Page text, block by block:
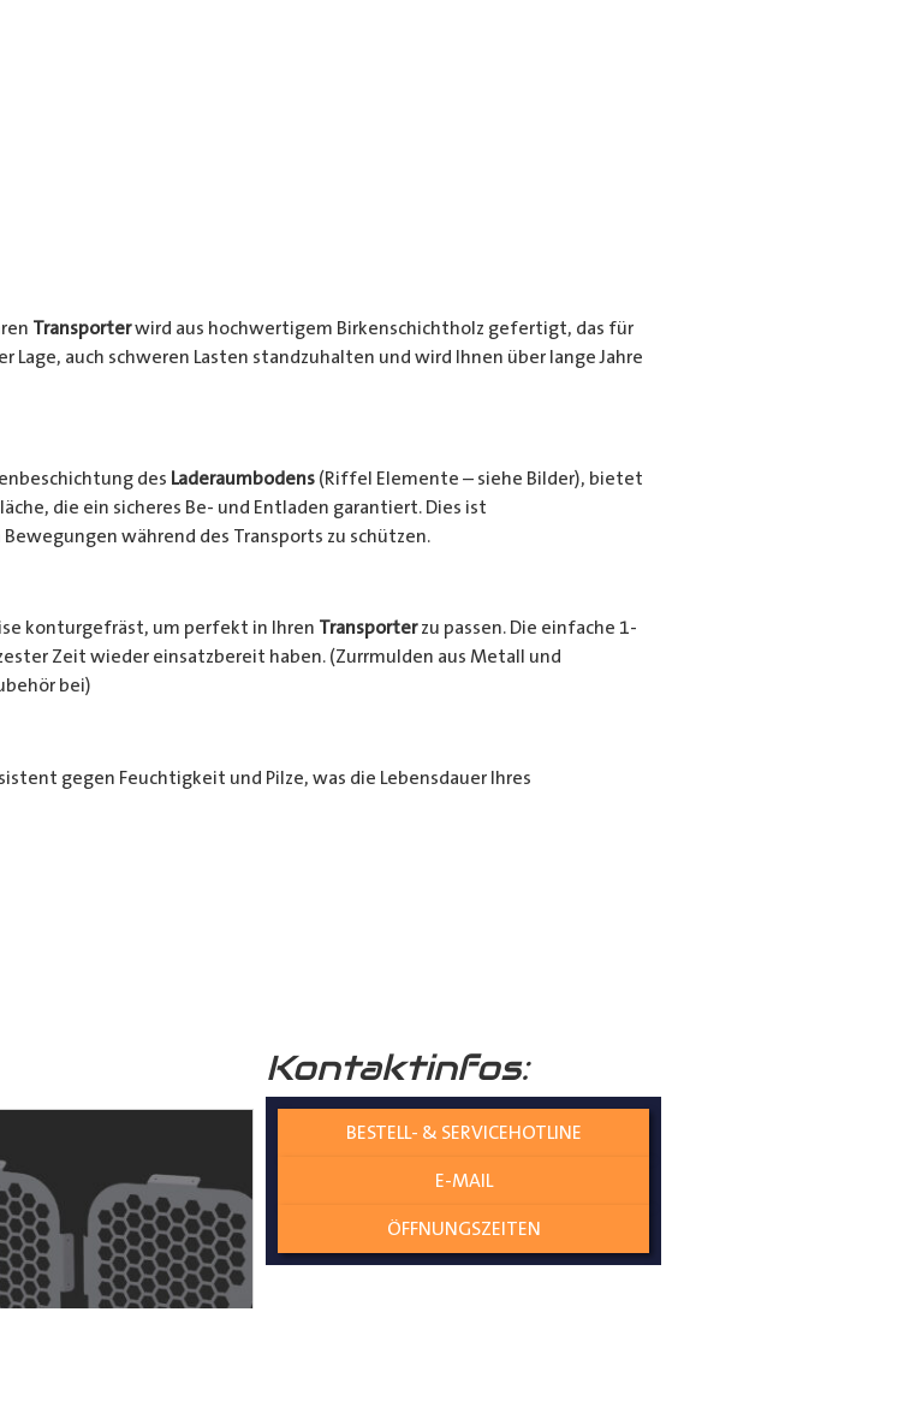
Transporterwird aus hochwertigem Birkenschichtholz gefertigt, das für
auch schweren Lasten standzuhalten und wird Ihnen über lange Jahre
des Laderaumbodens(Riffel Elemente – siehe Bilder), bietet
die ein sicheres Be- und Entladen garantiert. Dies ist
während des Transports zu schützen.
konturgefräst, um perfekt in Ihren Transporterzu passen. Die einfache 1-
Zeit wieder einsatzbereit haben. (Zurrmulden aus Metall und
bei)
gegen Feuchtigkeit und Pilze, was die Lebensdauer Ihres
aus nachhaltiger Forstwirtschaft, was nicht nur die Umwelt schützt,
ist so konstruiert, dass die einzelnen Holzplatten perfekt
im
Laderaumverschraubt werden. Dies gewährleistet eine
ohne Spiel zusammenpassen und keine Übergangskanten entstehen
wir, dass der Laderaumboden konturgenau und mit kaum Spiel zwischen
Kontaktinfos:
BESTELL- & SERVICEHOTLINE
E-MAIL
ÖFFNUNGSZEITEN